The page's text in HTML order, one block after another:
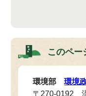
このペー
環境部環境
〒270-0192